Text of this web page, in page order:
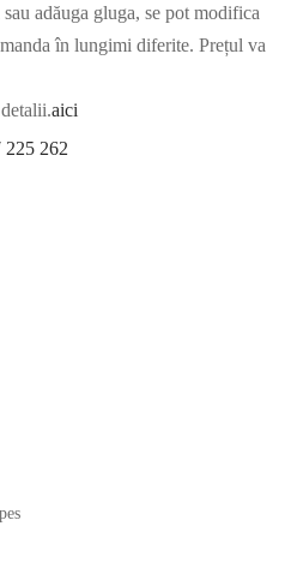
adăuga gluga, se pot modifica
în lungimi diferite. Prețul va
aici
225 262